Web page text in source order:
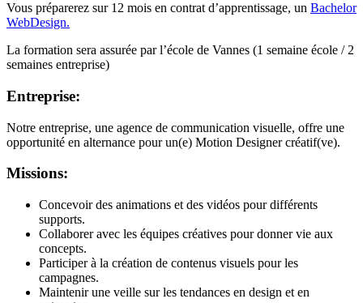
Vous préparerez sur 12 mois en contrat d’apprentissage, un Bachelor
WebDesign.
La formation sera assurée par l’école de Vannes (1 semaine école / 2
semaines entreprise)
Entreprise:
Notre entreprise, une agence de communication visuelle, offre une
opportunité en alternance pour un(e) Motion Designer créatif(ve).
Missions:
Concevoir des animations et des vidéos pour différents
supports.
Collaborer avec les équipes créatives pour donner vie aux
concepts.
Participer à la création de contenus visuels pour les
campagnes.
Maintenir une veille sur les tendances en design et en